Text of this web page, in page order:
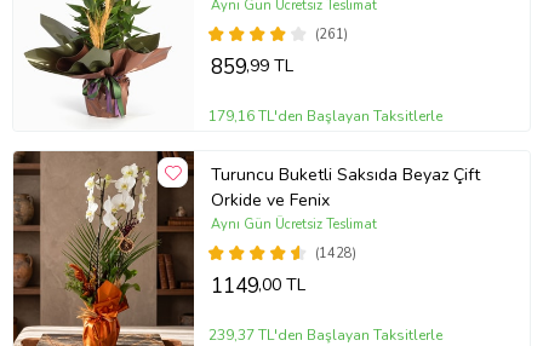
(261)
Aynı Gün Ücretsiz Teslimat
859,99 TL
179,16 TL'den Başlayan Taksitlerle
Turuncu Buketli Saksıda Beyaz Çift
Orkide ve Fenix
(1428)
Aynı Gün Ücretsiz Teslimat
1149,00 TL
239,37 TL'den Başlayan Taksitlerle